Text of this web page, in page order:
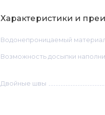
Характеристики и
Водонепроницаемый
Возможность досыпки
Двойные швы